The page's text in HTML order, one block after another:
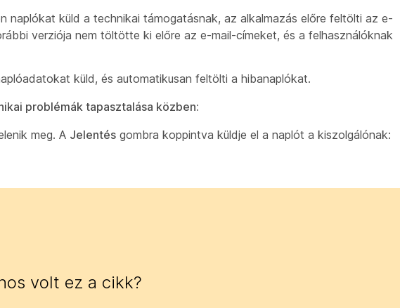
naplókat küld a technikai támogatásnak, az alkalmazás előre feltölti az e-
verziója nem töltötte ki előre az e-mail-címeket, és a felhasználóknak
küld, és automatikusan feltölti a hibanaplókat.
problémák tapasztalása közben:
meg. A Jelentés gombra koppintva küldje el a naplót a kiszolgálónak:
volt ez a cikk?